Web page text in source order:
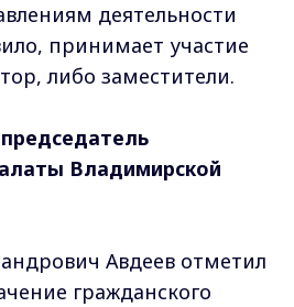
деятельности
принимает участие
либо заместители.
Владимирской
Авдеев отметил
гражданского